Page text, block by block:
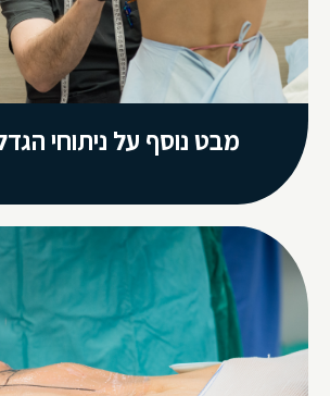
מבט נוסף על ניתוחי